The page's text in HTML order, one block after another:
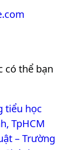
có thể bạn
tiểu học
TpHCM
– Trường